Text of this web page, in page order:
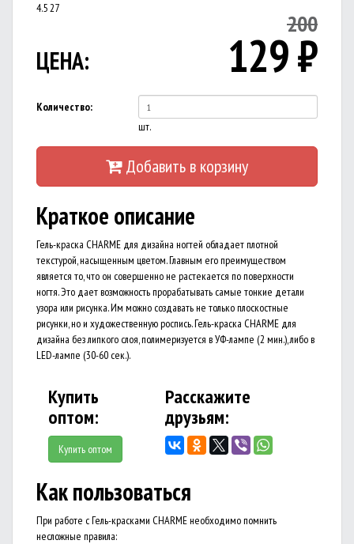
4.527
ЦЕНА:
200
129₽
Количество:
шт.
Добавить в корзину
Краткое описание
Гель-краска CHARME для дизайна ногтей обладает плотной
текстурой, насыщенным цветом. Главным его преимуществом
является то, что он совершенно не растекается по поверхности
ногтя. Это дает возможность прорабатывать самые тонкие детали
узора или рисунка. Им можно создавать не только плоскостные
рисунки, но и художественную роспись. Гель-краска CHARME для
дизайна без липкого слоя, полимеризуется в УФ-лампе (2 мин.), либо в
LED-лампе (30-60 сек.).
Купить
оптом:
Купить оптом
Расскажите
друзьям:
Как пользоваться
При работе с Гель-красками CHARME необходимо помнить
несложные правила: